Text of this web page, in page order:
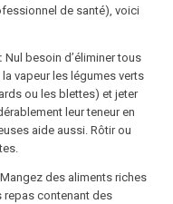
de santé), voici
Nul besoin d’éliminer tous
vapeur les légumes verts
ou les blettes) et jeter
leur teneur en
aide aussi. Rôtir ou
des aliments riches
repas contenant des